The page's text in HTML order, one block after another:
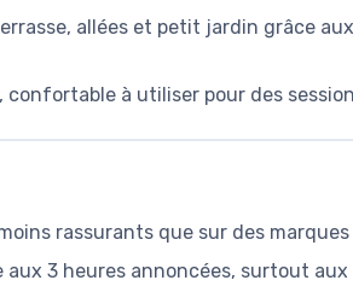
allées et petit jardin grâce
confortable à utiliser pour des
rassurants que sur des
3 heures annoncées, surtout aux